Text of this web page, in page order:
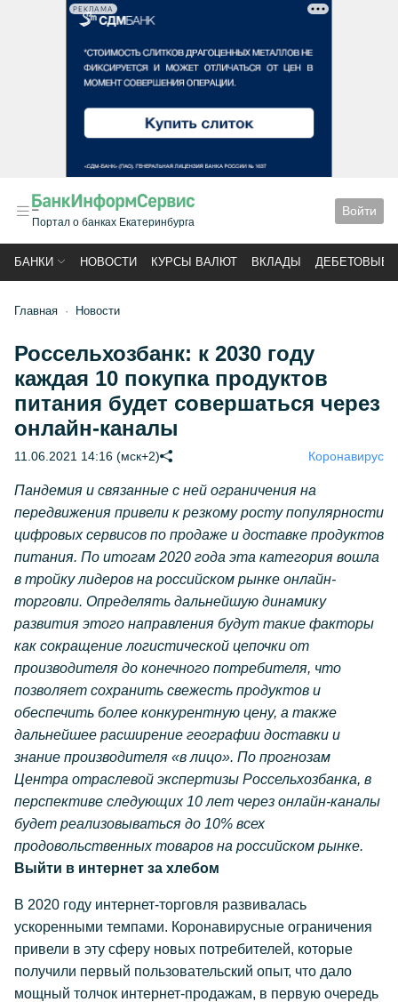
РЕКЛАМА
Портал о банках Екатеринбурга
Войти
БАНКИ НОВОСТИ КУРСЫ ВАЛЮТ ВКЛАДЫ ДЕБЕТОВЫЕ
Главная Новости
Россельхозбанк: к 2030 году
каждая 10 покупка продуктов
питания будет совершаться через
онлайн-каналы
11.06.2021 14:16 (мск+2) Коронавирус
Пандемия и связанные с ней ограничения на
передвижения привели к резкому росту популярности
цифровых сервисов по продаже и доставке продуктов
питания. По итогам 2020 года эта категория вошла
в тройку лидеров на российском рынке онлайн-
торговли. Определять дальнейшую динамику
развития этого направления будут такие факторы
как сокращение логистической цепочки от
производителя до конечного потребителя, что
позволяет сохранить свежесть продуктов и
обеспечить более конкурентную цену, а также
дальнейшее расширение географии доставки и
знание производителя «в лицо». По прогнозам
Центра отраслевой экспертизы Россельхозбанка, в
перспективе следующих 10 лет через онлайн-каналы
будет реализовываться до 10% всех
продовольственных товаров на российском рынке.
Выйти в интернет за хлебом
В 2020 году интернет-торговля развивалась
ускоренными темпами. Коронавирусные ограничения
привели в эту сферу новых потребителей, которые
получили первый пользовательский опыт, что дало
мощный толчок интернет-продажам, в первую очередь